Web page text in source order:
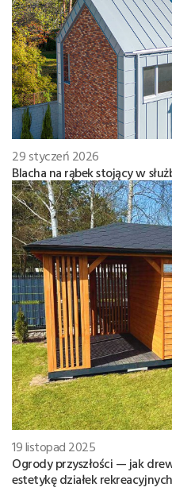
29 styczeń 2026
Blacha na rąbek stojący w
19 listopad 2025
Ogrody przyszłości — jak
estetykę działek